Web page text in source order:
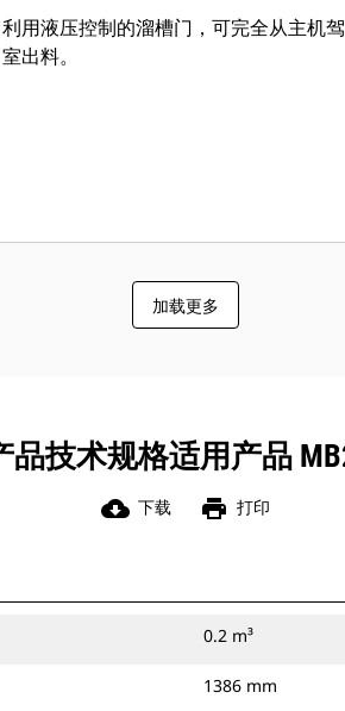
利用液压控制的溜槽门，可完全从主机
室出料。
加载更多
品技术规格适用产品
cloud_download 下载 print 打印
0.2 m³
1386 mm